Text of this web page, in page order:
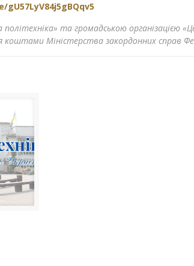
та громадською організацією
Міністерства закордонних справ